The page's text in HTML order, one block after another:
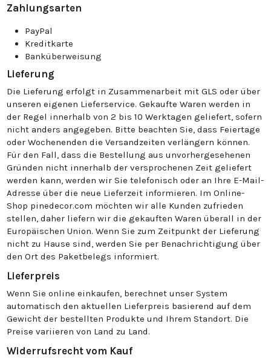
Zahlungsarten
PayPal
Kreditkarte
Banküberweisung
Lieferung
Die Lieferung erfolgt in Zusammenarbeit mit GLS oder über
unseren eigenen Lieferservice. Gekaufte Waren werden in
der Regel innerhalb von 2 bis 10 Werktagen geliefert, sofern
nicht anders angegeben. Bitte beachten Sie, dass Feiertage
oder Wochenenden die Versandzeiten verlängern können.
Für den Fall, dass die Bestellung aus unvorhergesehenen
Gründen nicht innerhalb der versprochenen Zeit geliefert
werden kann, werden wir Sie telefonisch oder an Ihre E-Mail-
Adresse über die neue Lieferzeit informieren. Im Online-
Shop pinedecor.com möchten wir alle Kunden zufrieden
stellen, daher liefern wir die gekauften Waren überall in der
Europäischen Union. Wenn Sie zum Zeitpunkt der Lieferung
nicht zu Hause sind, werden Sie per Benachrichtigung über
den Ort des Paketbelegs informiert.
Lieferpreis
Wenn Sie online einkaufen, berechnet unser System
automatisch den aktuellen Lieferpreis basierend auf dem
Gewicht der bestellten Produkte und Ihrem Standort. Die
Preise variieren von Land zu Land.
Widerrufsrecht vom Kauf